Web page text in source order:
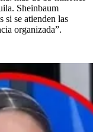
Sheinbaum
si se atienden las
organizada”.